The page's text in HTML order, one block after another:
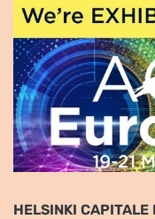
HELSINKI CAPITALE